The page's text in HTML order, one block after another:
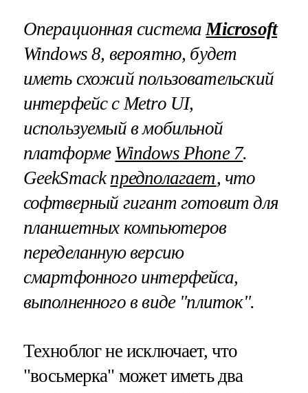
Операционная система Microsoft
Windows8, вероятно, будет
иметь схожий пользовательский
интерфейс с Metro UI,
используемый в мобильной
платформе WindowsPhone 7.
GeekSmack предполагает, что
софтверный гигант готовит для
планшетных компьютеров
переделанную версию
смартфонного интерфейса,
выполненного в виде "плиток".
Техноблог не исключает, что
"восьмерка" может иметь два